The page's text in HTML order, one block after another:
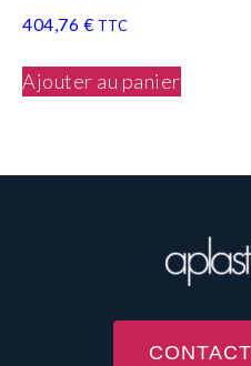
404,76 € TTC
Ajouter au panier